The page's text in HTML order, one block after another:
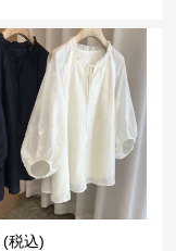
(税込)